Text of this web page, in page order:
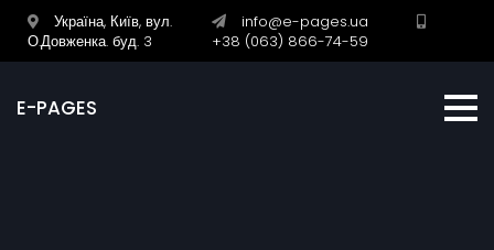
Україна, Київ, вул.
О.Довженка. буд. 3
info@e-pages.ua
+38 (063) 866-74-59
E-PAGES